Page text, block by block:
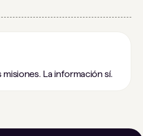
La información sí.